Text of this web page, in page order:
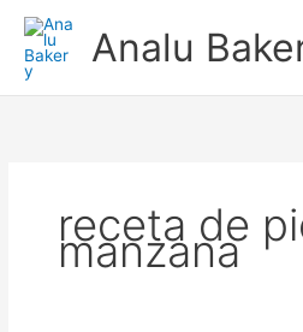
contenido
Analu
receta de
manzana